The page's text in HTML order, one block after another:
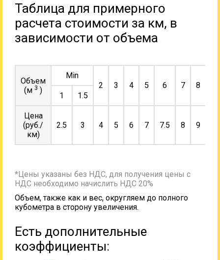
Таблица для примерного
расчета стоимости за км, в
зависимости от объема
Объем
(м 3 )
Min
2
3 4 5 6 7 8
1
1.5
Цена
(руб./
км)
2.5 3 4 5 6 7 7.5 8 9
*Цены указаны без НДС, для получения цены с
НДС необходимо начислить НДС 20%
Объем, также как и вес, округляем до полного
кубометра в сторону увеличения.
Есть дополнительные
коэффициенты: